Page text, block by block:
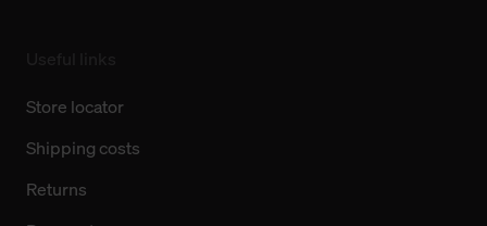
Store locator
Shipping costs
Returns